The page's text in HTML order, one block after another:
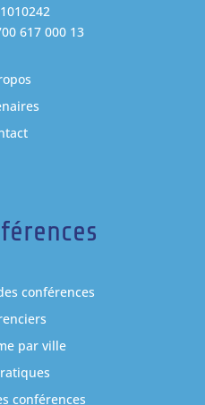
617 000 13
conférences
par ville
conférences